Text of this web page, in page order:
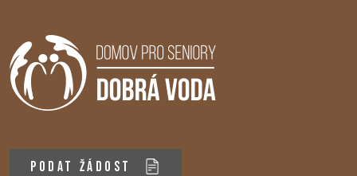
PODAT ŽÁDOST